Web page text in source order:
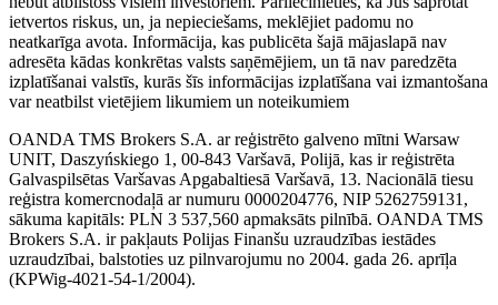
ietvertos riskus, un, ja nepieciešams, meklējiet padomu no
neatkarīga avota. Informācija, kas publicēta šajā mājaslapā nav
adresēta kādas konkrētas valsts saņēmējiem, un tā nav paredzēta
izplatīšanai valstīs, kurās šīs informācijas izplatīšana vai izmantošana
var neatbilst vietējiem likumiem un noteikumiem
OANDA TMS Brokers S.A. ar reģistrēto galveno mītni Warsaw
UNIT, Daszyńskiego 1, 00-843 Varšavā, Polijā, kas ir reģistrēta
Galvaspilsētas Varšavas Apgabaltiesā Varšavā, 13. Nacionālā tiesu
reģistra komercnodaļā ar numuru 0000204776, NIP 5262759131,
sākuma kapitāls: PLN 3 537,560 apmaksāts pilnībā. OANDA TMS
Brokers S.A. ir pakļauts Polijas Finanšu uzraudzības iestādes
uzraudzībai, balstoties uz pilnvarojumu no 2004. gada 26. aprīļa
(KPWig-4021-54-1/2004).